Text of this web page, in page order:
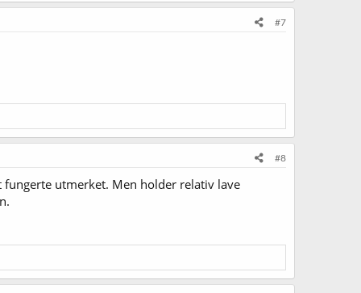
#7
#8
utmerket. Men holder relativ lave